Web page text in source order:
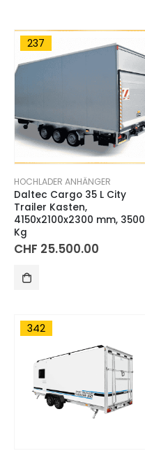
237
HOCHLADER ANHÄNGER
Daltec Cargo 35 L City
Trailer Kasten,
4150x2100x2300 mm, 3500
Kg
CHF 25.500.00
342